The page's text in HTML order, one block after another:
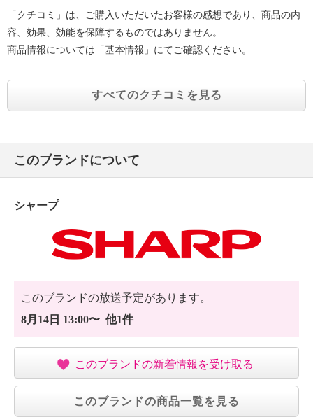
※詳細は取扱説明書参照
・交流１００Ｖ以外では使わない。日本以外では使わ
ない。
・タコ足配線やコードを束ねたまま使用しない。
・水につけたり、水をかけたりしない。
・幼児の手の届く範囲では使用しない。
・リモコンは磁石が内蔵されているため、ペースメー
カーなどの医療用電子機器を使用中の方は、
取り扱いに注意する。
ガスレンジなど炎の当たる所、屋外や直射日光の当
雨や水しぶきがかかる所、風呂場などの高温多湿な
所、 油・ホコリ・金属粉の多い所、
・風を長時間からだに当てない。
・乳幼児や体の不自由な方だけで使用しない。
込んだりしない場所に設置する。
・本体の近くでは、フッ素樹脂やシリコーンを配合し
【同梱書類】
「クチコミ」は、ご購入いただいたお客様の感想であり、商品の内
容、効果、効能を保障するものではありません。
商品情報については「基本情報」にてご確認ください。
すべてのクチコミを見る
このブランドについて
シャープ
このブランドの放送予定があります。
8月14日 13:00〜 他1件
このブランドの新着情報を受け取る
このブランドの商品一覧を見る